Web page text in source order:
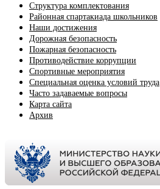
Структура комплектования
Районная спартакиада школьников
Наши достижения
Дорожная безопасность
Пожарная безопасность
Противодействие коррупции
Спортивные мероприятия
Cпециальная оценка условий труда
Часто задаваемые вопросы
Карта сайта
Архив